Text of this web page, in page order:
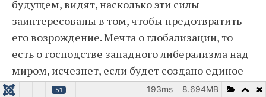
будущем, видят, насколько эти силы
заинтересованы в том, чтобы предотвратить
его возрождение. Мечта о глобализации, то
есть о господстве западного либерализма над
миром, исчезнет, если будет создано единое
Исламское государство. Оно сделает
51 8.694MB
193ms